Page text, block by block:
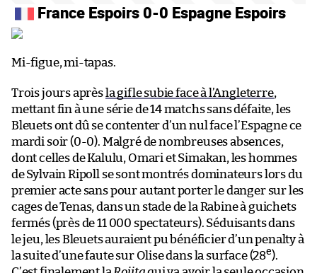
France Espoirs 0-0 Espagne Espoirs
Mi-figue, mi-tapas.
Trois jours après la gifle subie face à l’Angleterre,
mettant fin à une série de 14 matchs sans défaite, les
Bleuets ont dû se contenter d’un nul face l’Espagne ce
mardi soir (0-0). Malgré de nombreuses absences,
dont celles de Kalulu, Omari et Simakan, les hommes
de Sylvain Ripoll se sont montrés dominateurs lors du
premier acte sans pour autant porter le danger sur les
cages de Tenas, dans un stade de la Rabine à guichets
fermés (près de 11 000 spectateurs). Séduisants dans
le jeu, les Bleuets auraient pu bénéficier d’un penalty à
la suite d’une faute sur Olise dans la surface (28e).